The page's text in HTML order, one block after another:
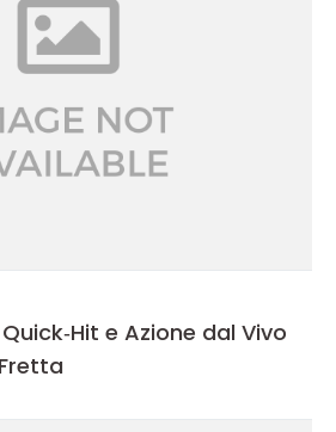
e Azione dal Vivo